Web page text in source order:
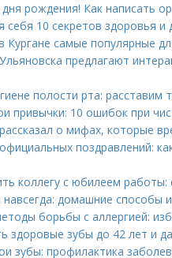
рождения! Как написать
себя 10 секретов здоровья и
Кургане самые популярные
предлагают
полости рта: расставим
привычки: 10 ошибок при
о мифах, которые
поздравлений:
коллегу с юбилеем работы:
навсегда: домашние способы
борьбы с аллергией:
здоровые зубы до 42 лет и
зубы: профилактика